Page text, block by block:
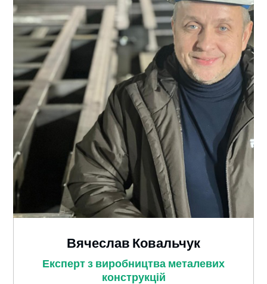
Вячеслав Ковальчук
Експерт з виробництва металевих
конструкцій